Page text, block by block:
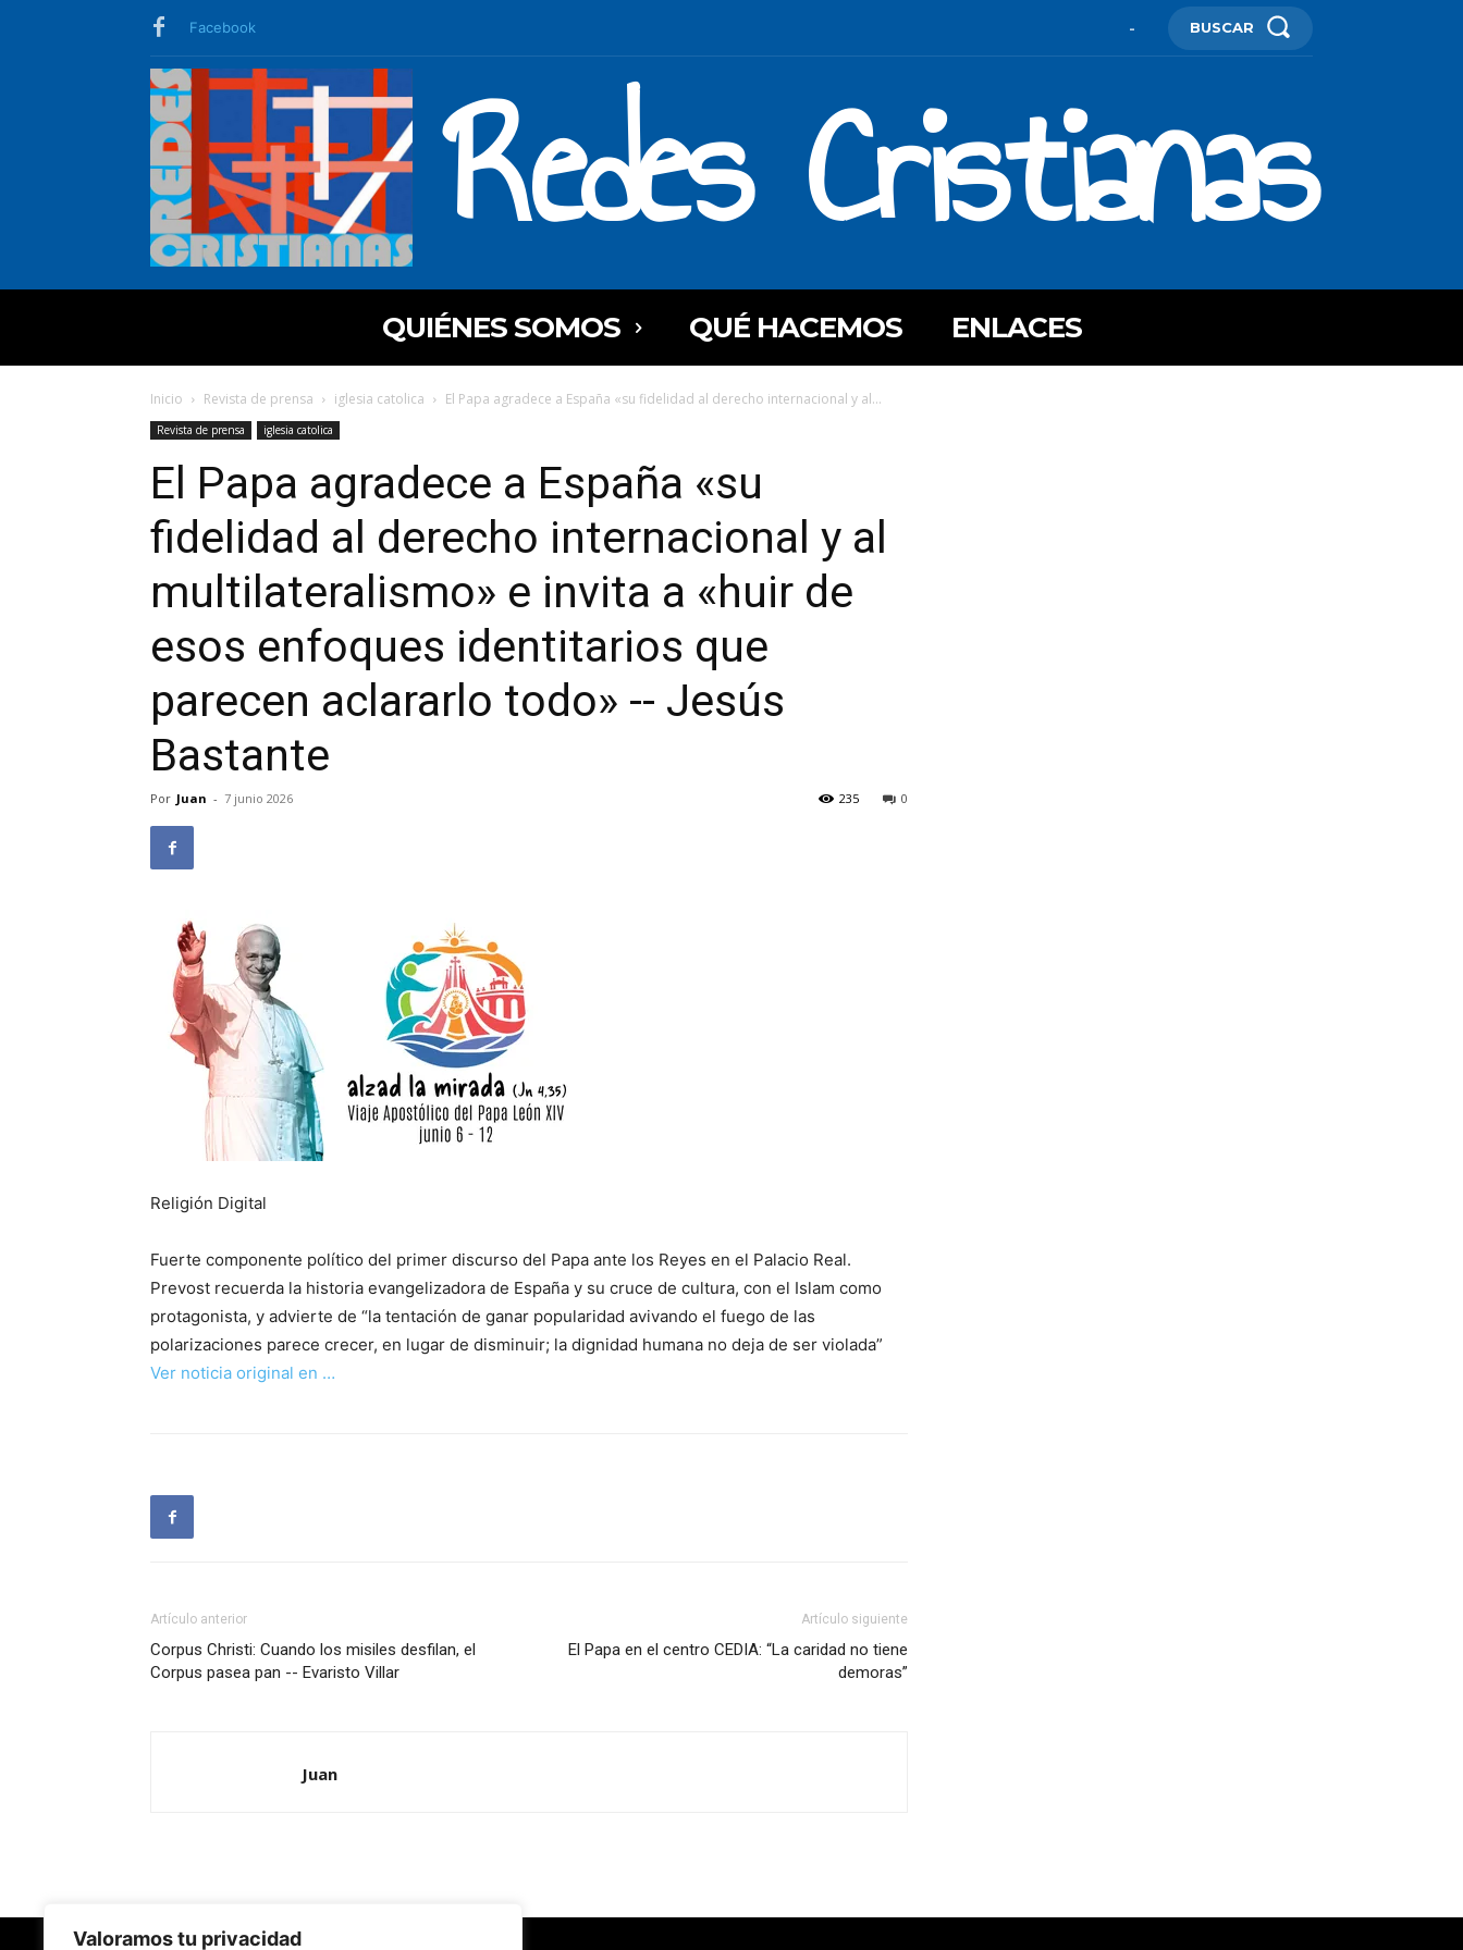
Valoramos tu privacidad
Facebook - BUSCAR
Redes Cristianas
QUIÉNES SOMOS QUÉ HACEMOS ENLACES
Inicio Revista de prensa iglesia catolica El Papa agradece a España «su fidelidad al derecho internacional y al...
Revista de prensa iglesia catolica
El Papa agradece a España «su
fidelidad al derecho internacional y al
multilateralismo» e invita a «huir de
esos enfoques identitarios que
parecen aclararlo todo» -- Jesús
Bastante
Por Juan - 7 junio 2026 0
235
Religión Digital
Fuerte componente político del primer discurso del Papa ante los Reyes en el Palacio Real.
Prevost recuerda la historia evangelizadora de España y su cruce de cultura, con el Islam como
protagonista, y advierte de “la tentación de ganar popularidad avivando el fuego de las
polarizaciones parece crecer, en lugar de disminuir; la dignidad humana no deja de ser violada”
Ver noticia original en …
Artículo anterior
Corpus Christi: Cuando los misiles desfilan, el
Corpus pasea pan -- Evaristo Villar
Artículo siguiente
El Papa en el centro CEDIA: “La caridad no tiene
demoras”
Juan